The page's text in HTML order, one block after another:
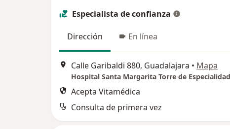
Especialista de confianza
Dirección En línea
Calle Garibaldi 880, Guadalajara • Mapa
Acepta Vitamédica
Consulta de primera vez